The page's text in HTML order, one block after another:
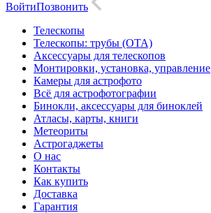
ВойтиПозвонить
Телескопы
Телескопы: трубы (OTA)
Аксессуары для телескопов
Монтировки, установка, управление
Камеры для астрофото
Всё для астрофотографии
Бинокли, аксессуары для биноклей
Атласы, карты, книги
Метеориты
Астрогаджеты
О нас
Контакты
Как купить
Доставка
Гарантия